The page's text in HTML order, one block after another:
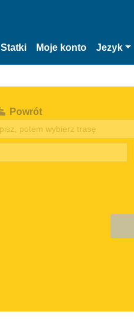
Statki Moje konto Jezyk
Powrót